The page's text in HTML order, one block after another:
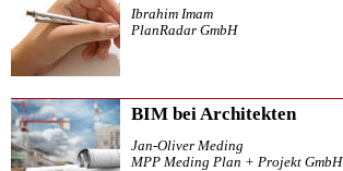
Ibrahim Imam
PlanRadar GmbH
BIM bei Architekten
Jan-Oliver Meding
MPP Meding Plan + Projekt GmbH